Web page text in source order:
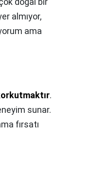
almıyor,
ama
.
sunar.
fırsatı